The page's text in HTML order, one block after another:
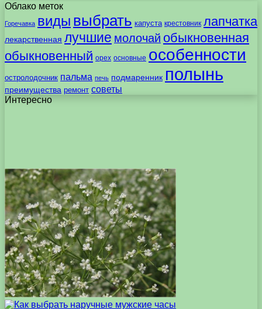
Облако меток
Горечавка виды выбрать капуста крестовник лапчатка
лекарственная лучшие молочай обыкновенная
обыкновенный орех основные особенности
остролодочник пальма печь подмаренник полынь
преимущества ремонт советы
Интересно